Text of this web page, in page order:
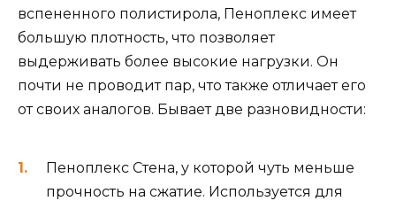
вспененного полистирола, Пеноплекс имеет
большую плотность, что позволяет
выдерживать более высокие нагрузки. Он
почти не проводит пар, что также отличает его
от своих аналогов. Бывает две разновидности:
Пеноплекс Стена, у которой чуть меньше
прочность на сжатие. Используется для